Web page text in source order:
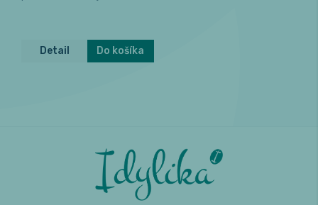
Detail Do košíka